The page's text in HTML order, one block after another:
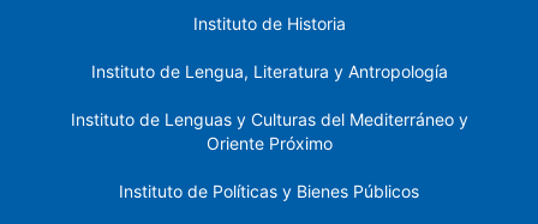
Instituto de Historia
Instituto de Lengua, Literatura y Antropología
Instituto de Lenguas y Culturas del Mediterráneo y
Oriente Próximo
Instituto de Políticas y Bienes Públicos